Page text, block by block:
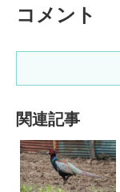
コメント
関連記事